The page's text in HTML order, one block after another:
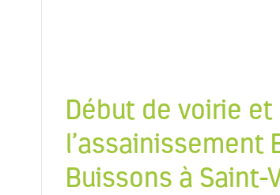
Début de voirie
l’assainissement
Buissons à Saint-